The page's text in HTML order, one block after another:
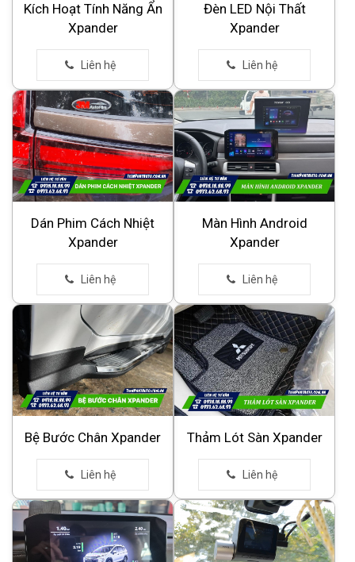
Kích Hoạt Tính Năng Ẩn
Xpander
Đèn LED Nội Thất
Xpander
Dán Phim Cách Nhiệt
Xpander
Màn Hình Android
Xpander
Bệ Bước Chân Xpander Thảm Lót Sàn Xpander